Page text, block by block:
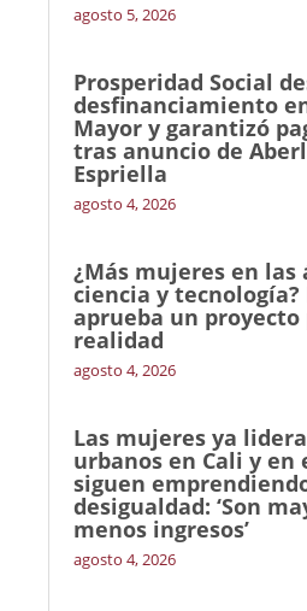
agosto 5, 2026
Prosperidad Social
desfinanciamiento
Mayor y garantizó
tras anuncio de
Espriella
agosto 4, 2026
¿Más mujeres en las
ciencia y tecnología?
aprueba un
realidad
agosto 4, 2026
Las mujeres ya
urbanos en Cali y en
siguen
desigualdad: ‘Son
menos ingresos’
agosto 4, 2026